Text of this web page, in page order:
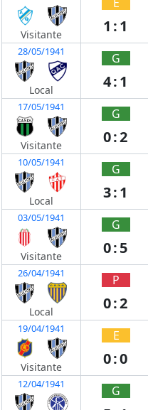
Visitante 1:1
28/05/1941
Local
G
4:1
17/05/1941
Visitante
G
0:2
10/05/1941
Local
G
3:1
03/05/1941
Visitante
G
0:5
26/04/1941
Local
P
0:2
19/04/1941
Visitante
E
0:0
12/04/1941 G